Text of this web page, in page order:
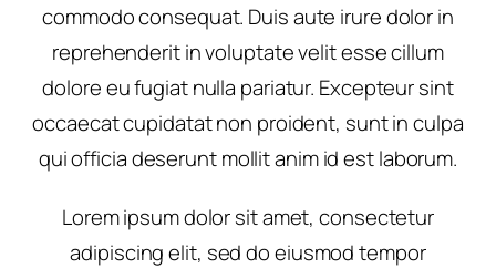
commodo consequat. Duis aute irure dolor in
reprehenderit in voluptate velit esse cillum
dolore eu fugiat nulla pariatur. Excepteur sint
occaecat cupidatat non proident, sunt in culpa
qui officia deserunt mollit anim id est laborum.
Lorem ipsum dolor sit amet, consectetur
adipiscing elit, sed do eiusmod tempor